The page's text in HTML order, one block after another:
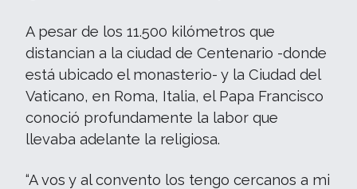
A pesar de los 11.500 kilómetros que
distancian a la ciudad de Centenario -donde
está ubicado el monasterio- y la Ciudad del
Vaticano, en Roma, Italia, el Papa Francisco
conoció profundamente la labor que
llevaba adelante la religiosa.
“A vos y al convento los tengo cercanos a mi